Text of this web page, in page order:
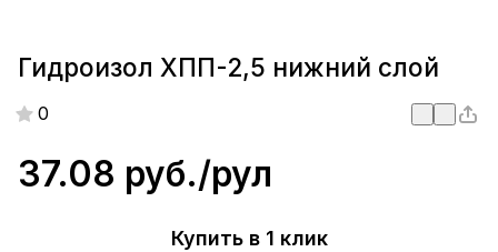
Гидроизол ХПП-2,5 нижний слой
0
37.08 руб./рул
Купить в 1 клик